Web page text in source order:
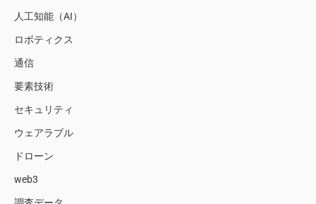
人工知能（AI）
ロボティクス
通信
要素技術
セキュリティ
ウェアラブル
ドローン
web3